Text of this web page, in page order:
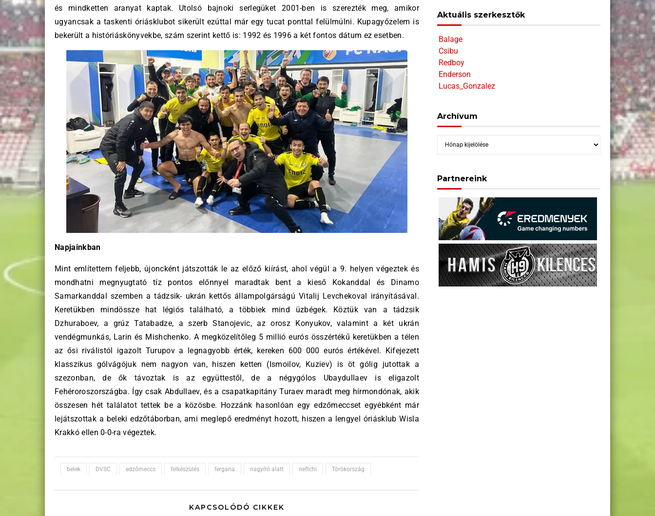
és mindketten aranyat kaptak. Utolsó bajnoki serlegüket 2001-ben is szerezték meg, amikor
ugyancsak a taskenti óriásklubot sikerült ezúttal már egy tucat ponttal felülmúlni. Kupagyőzelem is
bekerült a históriáskönyvekbe, szám szerint kettő is: 1992 és 1996 a két fontos dátum ez esetben.
Napjainkban
Mint említettem feljebb, újoncként játszották le az előző kiírást, ahol végül a 9. helyen végeztek és
mondhatni megnyugtató tíz pontos előnnyel maradtak bent a kieső Kokanddal és Dinamo
Samarkanddal szemben a tádzsik- ukrán kettős állampolgárságú Vitalij Levchekoval irányításával.
Keretükben mindössze hat légiós található, a többiek mind üzbégek. Köztük van a tádzsik
Dzhuraboev, a grúz Tatabadze, a szerb Stanojevic, az orosz Konyukov, valamint a két ukrán
vendégmunkás, Larin és Mishchenko. A megközelítőleg 5 millió eurós összértékű keretükben a télen
az ősi riválistól igazolt Turupov a legnagyobb érték, kereken 600 000 eurós értékével. Kifejezett
klasszikus gólvágójuk nem nagyon van, hiszen ketten (Ismoilov, Kuziev) is öt gólig jutottak a
szezonban, de ők távoztak is az együttestől, de a négygólos Ubaydullaev is eligazolt
Fehéroroszországba. Így csak Abdullaev, és a csapatkapitány Turaev maradt meg hírmondónak, akik
összesen hét találatot tettek be a közösbe. Hozzánk hasonlóan egy edzőmeccset egyébként már
lejátszottak a beleki edzőtáborban, ami meglepő eredményt hozott, hiszen a lengyel óriásklub Wisla
Krakkó ellen 0-0-ra végeztek.
belek DVSC edzőmeccs felkészülés fergana nagyító alatt neftchi Törökország
KAPCSOLÓDÓ CIKKEK
Aktuális szerkesztők
Balage
Csibu
Redboy
Enderson
Lucas_Gonzalez
Archívum
Archívum
Partnereink